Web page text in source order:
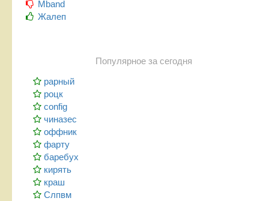
Mband
Жалеп
Популярное за сегодня
рарный
роцк
config
чиназес
оффник
фарту
баребух
кирять
краш
Слпвм